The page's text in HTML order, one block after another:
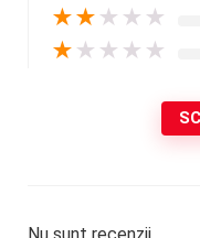
★★ ★ ★ ★
★ ★ ★ ★ ★